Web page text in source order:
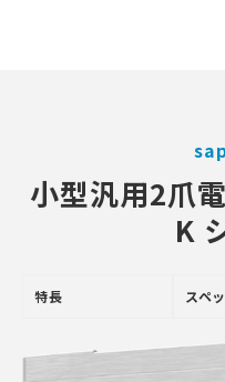
小型汎用2爪
K
特長 スペ